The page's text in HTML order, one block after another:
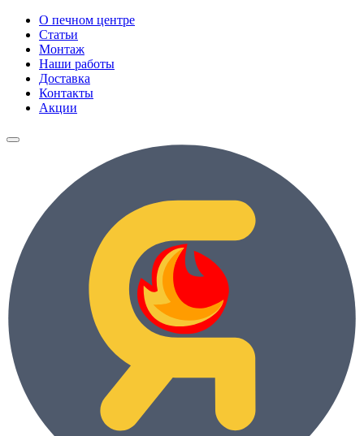
О печном центре
Статьи
Монтаж
Наши работы
Доставка
Контакты
Акции